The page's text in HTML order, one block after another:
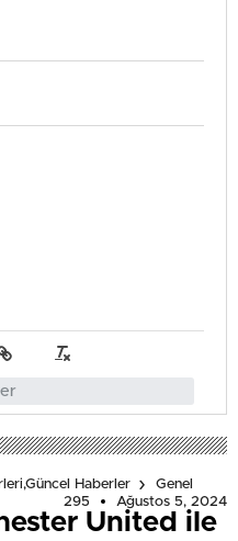
Haberler
Genel
295
Ağustos 5, 2024
United ile